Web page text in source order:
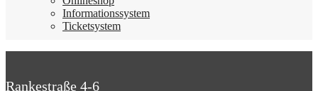
Infor­ma­ti­ons­sy­stem
Ticket­sy­stem
Rankestraße 4-6